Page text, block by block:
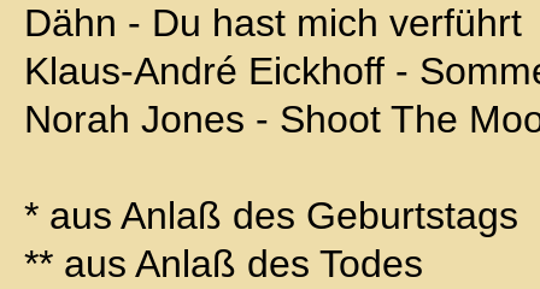
Dähn - Du hast mich verführt
Klaus-André Eickhoff -
Norah Jones - Shoot The
* aus Anlaß des Geburtstags
** aus Anlaß des Todes